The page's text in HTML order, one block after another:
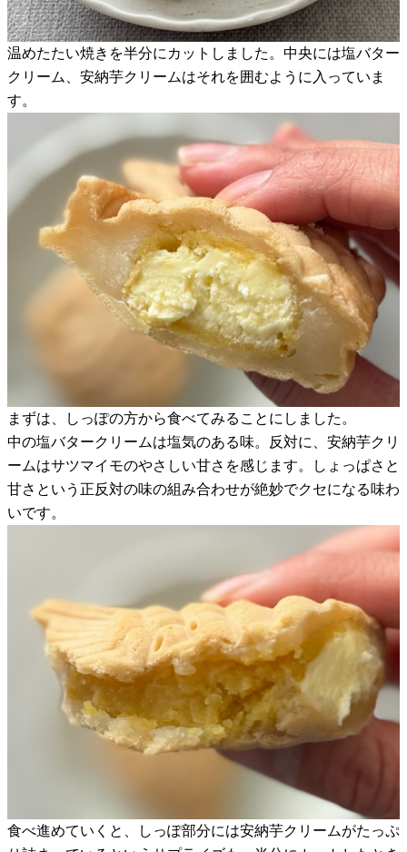
温めたたい焼きを半分にカットしました。中央には塩バター
クリーム、安納芋クリームはそれを囲むように入っていま
す。
まずは、しっぽの方から食べてみることにしました。
中の塩バタークリームは塩気のある味。反対に、安納芋クリ
ームはサツマイモのやさしい甘さを感じます。しょっぱさと
甘さという正反対の味の組み合わせが絶妙でクセになる味わ
いです。
食べ進めていくと、しっぽ部分には安納芋クリームがたっぷ